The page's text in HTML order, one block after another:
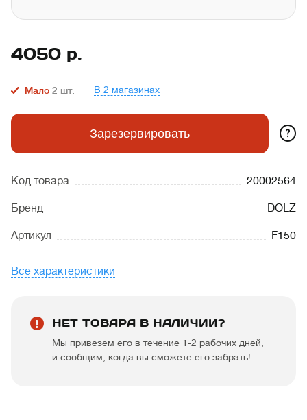
4050 р.
Мало 2 шт. В 2 магазинах
Зарезервировать ?
Код товара 20002564
Бренд DOLZ
Артикул F150
Все характеристики
НЕТ ТОВАРА В НАЛИЧИИ?
Мы привезем его в течение 1-2 рабочих дней,
и сообщим, когда вы сможете его забрать!